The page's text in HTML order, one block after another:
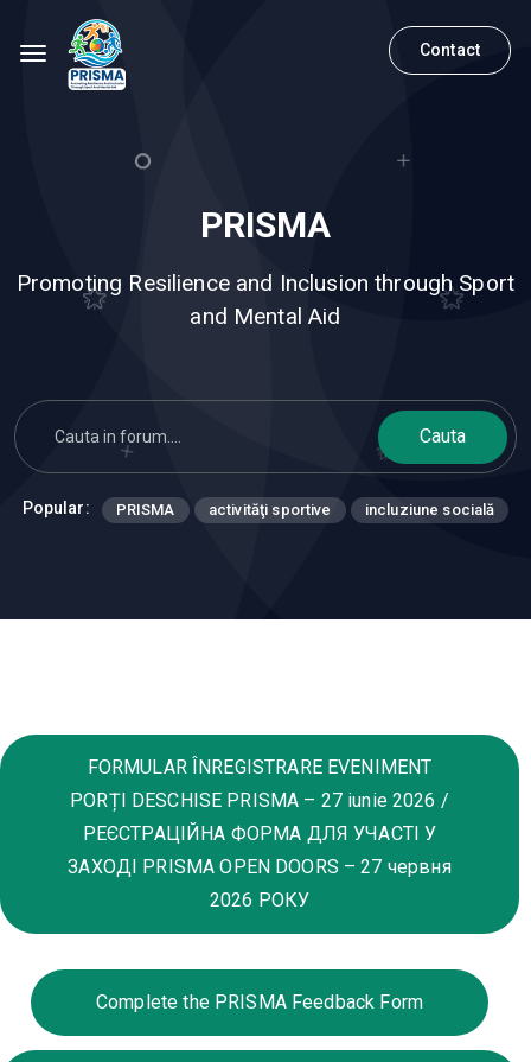
Contact
PRISMA
Promoting Resilience and Inclusion through Sport
and Mental Aid
Cauta
Popular: PRISMA activităţi sportive incluziune socială
FORMULAR ÎNREGISTRARE EVENIMENT
PORȚI DESCHISE PRISMA – 27 iunie 2026 /
РЕЄСТРАЦІЙНА ФОРМА ДЛЯ УЧАСТІ У
ЗАХОДІ PRISMA OPEN DOORS – 27 червня
2026 РОКУ
Complete the PRISMA Feedback Form